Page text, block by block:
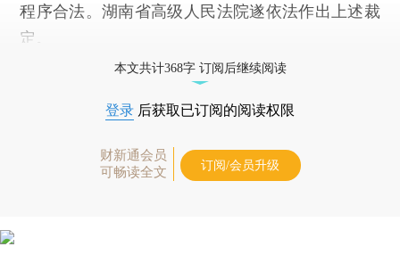
程序合法。湖南省高级人民法院遂依法作出上述裁
定。
本文共计368字 订阅后继续阅读
登录 后获取已订阅的阅读权限
财新通会员
可畅读全文
订阅/会员升级